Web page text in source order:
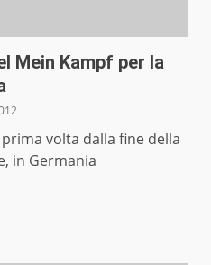
Mein Kampf per la
prima volta dalla fine della
in Germania